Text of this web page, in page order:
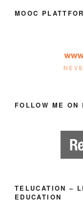
MOOC
FOLLOW ME ON
TELUCATION –
EDUCATION